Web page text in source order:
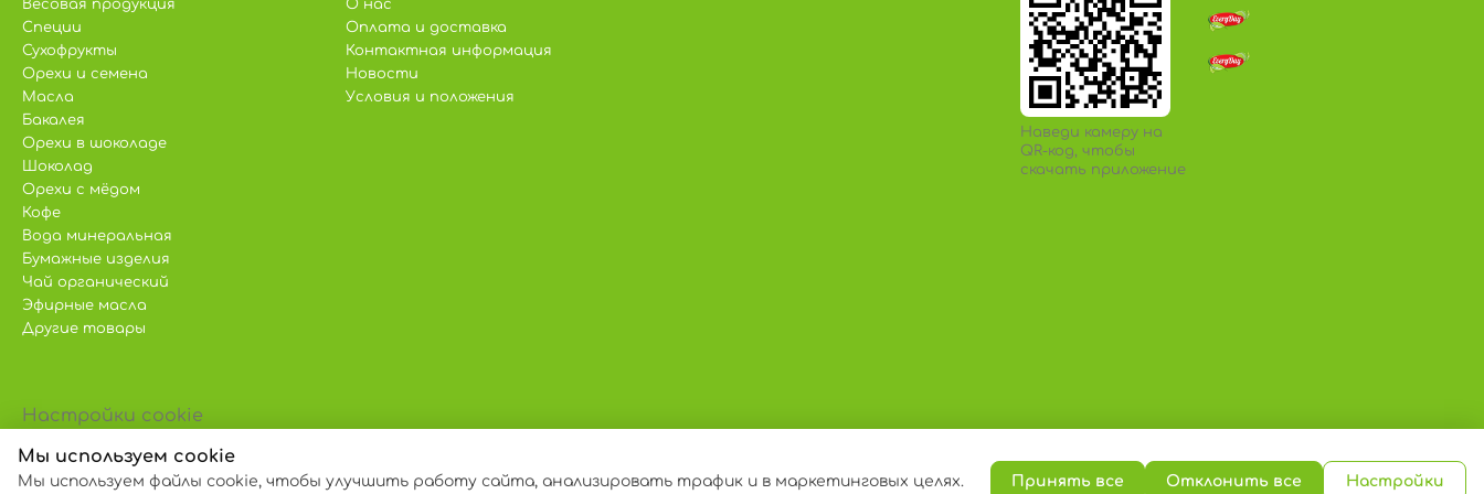
Весовая продукция
Специи
Сухофрукты
Орехи и семена
Масла
Бакалея
Орехи в шоколаде
Шоколад
Орехи с мёдом
Кофе
Вода минеральная
Бумажные изделия
Чай органический
Эфирные масла
Другие товары
О нас
Оплата и доставка
Контактная информация
Новости
Условия и положения
Наведи камеру на
QR-код, чтобы
скачать приложение
Настройки cookie
Мы используем cookie
Мы используем файлы cookie, чтобы улучшить работу сайта, анализировать трафик и в маркетинговых целях. Принять все Отклонить все Настройки